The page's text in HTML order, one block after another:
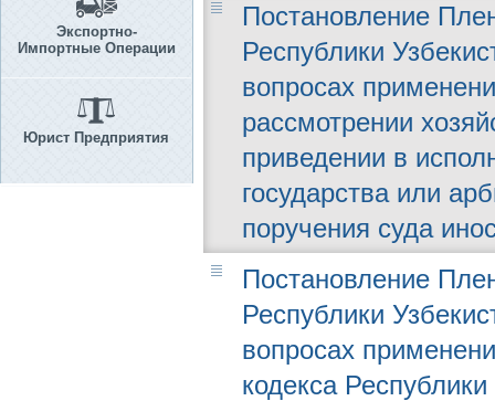
Экспортно-
Импортные Операции
Юрист Предприятия
Постановление
Республики
вопросах
рассмотрении
приведении в
государства или
поручения суда
Постановление
Республики
вопросах
кодекса